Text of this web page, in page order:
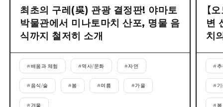
최초의 구레(吳) 관광 결정판! 야마토
박물관에서 미나토마치 산포, 명물 음
식까지 철저히 소개
#배움과 체험 #역사/문화 #자연
#음식/술 #봄 #여름 #가을
# 겨울
【
변
치
#
#
#봄